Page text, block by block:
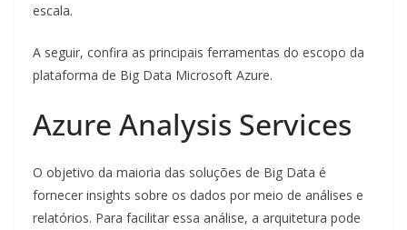
escala.
A seguir, confira as principais ferramentas do escopo da
plataforma de Big Data Microsoft Azure.
Azure Analysis Services
O objetivo da maioria das soluções de Big Data é
fornecer insights sobre os dados por meio de análises e
relatórios. Para facilitar essa análise, a arquitetura pode